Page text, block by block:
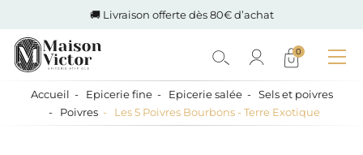
🚚 Livraison offerte dès 80€ d’achat
0
Accueil Epicerie fine Epicerie salée
Sels et poivres
Poivres
Les 5 Poivres Bourbons - Terre Exotique